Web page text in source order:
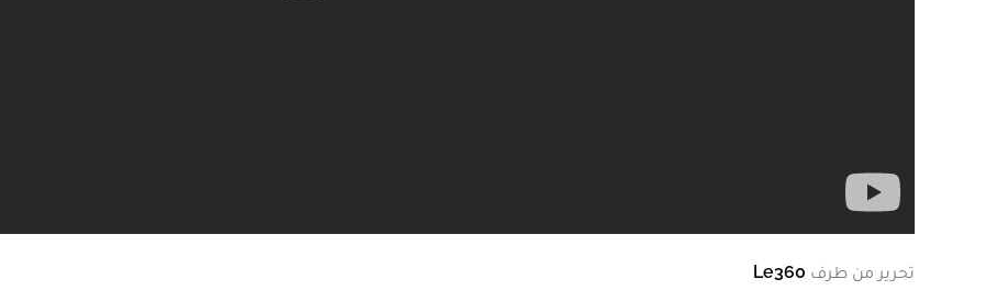
تحرير من طرف Le360